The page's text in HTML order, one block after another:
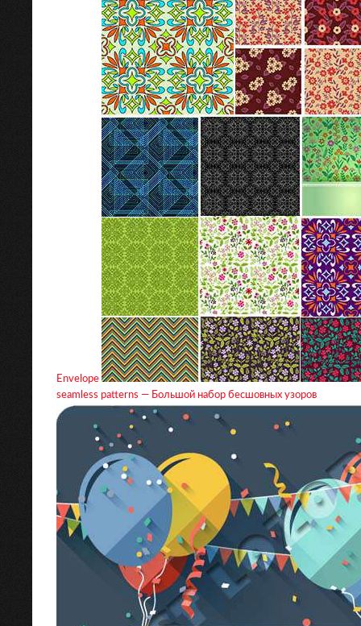
Envelope
seamless patterns — Большой набор бесшовных узоров